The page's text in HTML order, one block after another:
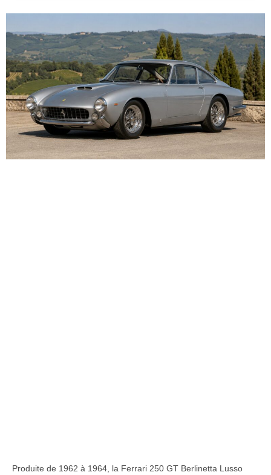
Produite de 1962 à 1964, la Ferrari 250 GT Berlinetta Lusso